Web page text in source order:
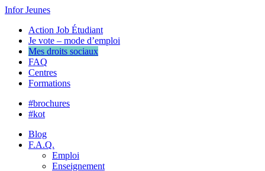
Infor Jeunes
Action Job Étudiant
Je vote – mode d’emploi
Mes droits sociaux
FAQ
Centres
Formations
#brochures
#kot
Blog
F.A.Q.
Emploi
Enseignement